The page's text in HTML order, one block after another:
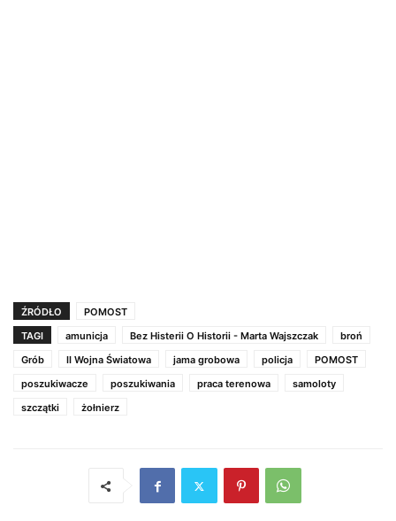
ŹRÓDŁO
POMOST
TAGI
amunicja Bez Histerii O Historii - Marta Wajszczak
broń
Grób
II Wojna Światowa jama grobowa policja
POMOST
poszukiwacze
poszukiwania praca terenowa
samoloty
szczątki
żołnierz